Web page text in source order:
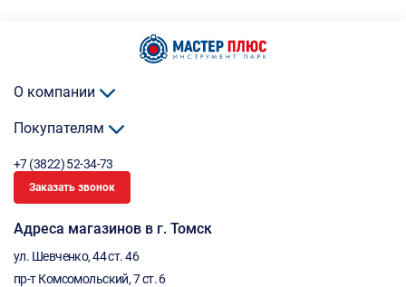
О компании
Покупателям
+7 (3822) 52-34-73
Заказать звонок
Адреса магазинов в г. Томск
ул. Шевченко, 44 ст. 46
пр-т Комсомольский, 7 ст. 6